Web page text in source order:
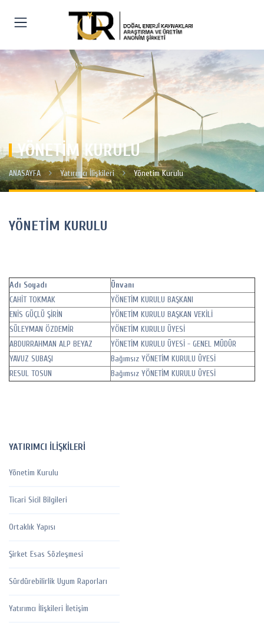
YÖNETİM KURULU
ANASAYFA Yatırımcı İlişkileri Yönetim Kurulu
YÖNETİM KURULU
Adı Soyadı
Ünvanı
CAHİT TOKMAK
YÖNETİM KURULU BAŞKANI
ENİS GÜÇLÜ ŞİRİN
YÖNETİM KURULU BAŞKAN VEKİLİ
SÜLEYMAN ÖZDEMİR
YÖNETİM KURULU ÜYESİ
ABDURRAHMAN ALP BEYAZ
YÖNETİM KURULU ÜYESİ - GENEL MÜDÜR
YAVUZ SUBAŞI
Bağımsız YÖNETİM KURULU ÜYESİ
RESUL TOSUN
Bağımsız YÖNETİM KURULU ÜYESİ
YATIRIMCI İLİŞKİLERİ
Yönetim Kurulu
Ticari Sicil Bilgileri
Ortaklık Yapısı
Şirket Esas Sözleşmesi
Sürdürebilirlik Uyum Raporları
Yatırımcı İlişkileri İletişim